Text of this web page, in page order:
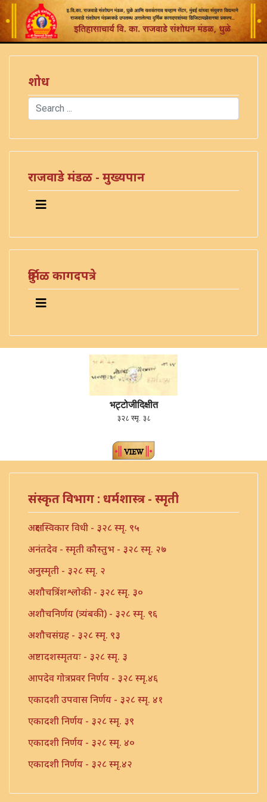
शोध
Search
राजवाडे मंडळ - मुख्यपान
दुर्मिळ कागदपत्रे
भट्टोजीदिक्षीत
३२८ स्मृ. ३८
संस्कृत विभाग : धर्मशास्त्र - स्मृती
अक्षर स्विकार विधी - ३२८ स्मृ. ९५
अनंतदेव - स्मृती कौस्तुभ - ३२८ स्मृ. २७
अनुस्मृती - ३२८ स्मृ. २
अशौचत्रिंशश्लोकी - ३२८ स्मृ. ३०
अशौचनिर्णय (त्र्यंबकी) - ३२८ स्मृ. ९६
अशौचसंग्रह - ३२८ स्मृ. ९३
अष्टादशस्मृतयः - ३२८ स्मृ. ३
आपदेव गोत्रप्रवर निर्णय - ३२८ स्मृ.४६
एकादशी उपवास निर्णय - ३२८ स्मृ. ४१
एकादशी निर्णय - ३२८ स्मृ. ३९
एकादशी निर्णय - ३२८ स्मृ. ४०
एकादशी निर्णय - ३२८ स्मृ.४२